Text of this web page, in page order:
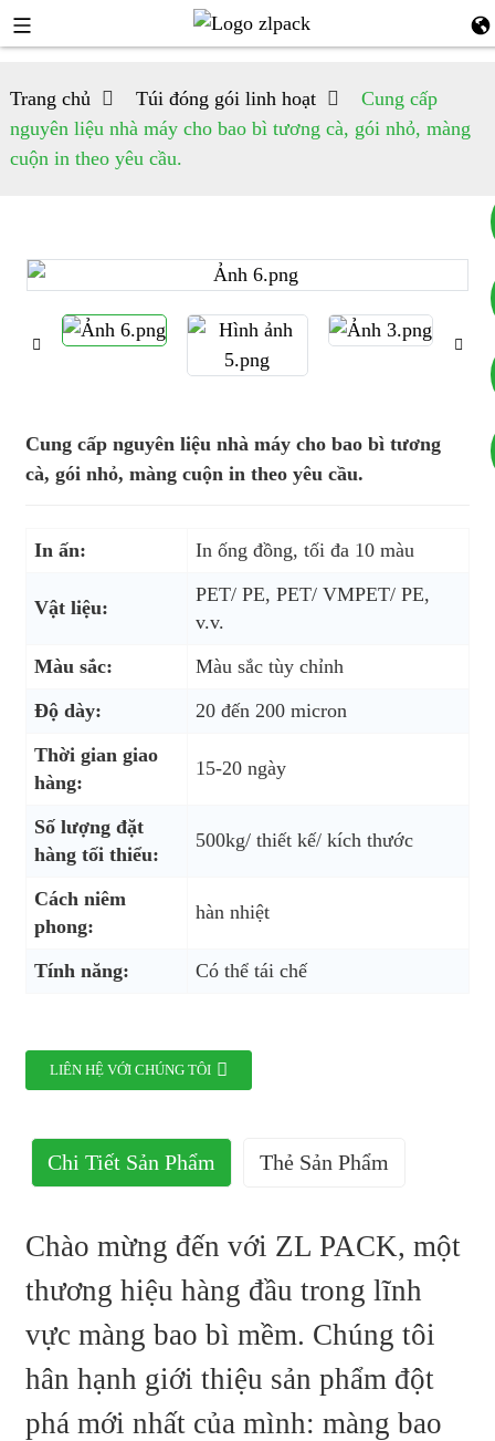
Trang chủ Túi đóng gói linh hoạt
Cung cấp
nguyên liệu nhà máy cho bao bì tương cà, gói nhỏ, màng
cuộn in theo yêu cầu.
Cung cấp nguyên liệu nhà máy cho bao bì tương
cà, gói nhỏ, màng cuộn in theo yêu cầu.
In ấn: In ống đồng, tối đa 10 màu
Vật liệu:
PET/ PE, PET/ VMPET/ PE,
v.v.
Màu sắc:
Màu sắc tùy chỉnh
Độ dày:
20 đến 200 micron
Thời gian giao
hàng:
15-20 ngày
Số lượng đặt
hàng tối thiểu:
500kg/ thiết kế/ kích thước
Cách niêm
phong:
hàn nhiệt
Tính năng: Có thể tái chế
LIÊN HỆ VỚI CHÚNG TÔI
Chi Tiết Sản Phẩm Thẻ Sản Phẩm
Chào mừng đến với ZL PACK, một
thương hiệu hàng đầu trong lĩnh
vực màng bao bì mềm. Chúng tôi
hân hạnh giới thiệu sản phẩm đột
phá mới nhất của mình: màng bao